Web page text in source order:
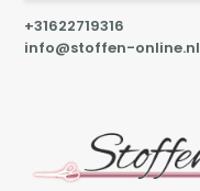
+31622719316
info@stoffen-online.nl